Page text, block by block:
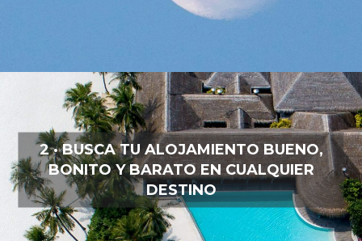
2 · BUSCA TU ALOJAMIENTO BUENO,
BONITO Y BARATO EN CUALQUIER
DESTINO